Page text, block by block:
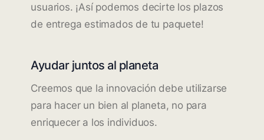
usuarios. ¡Así podemos decirte los plazos
de entrega estimados de tu paquete!
Ayudar juntos al planeta
Creemos que la innovación debe utilizarse
para hacer un bien al planeta, no para
enriquecer a los individuos.